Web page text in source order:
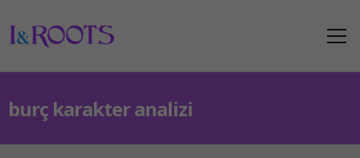
burç karakter analizi